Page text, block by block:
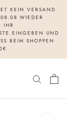
KEIN VERSAND
WIEDER
IHR
EINGEBEN UND
BEIM SHOPPEN